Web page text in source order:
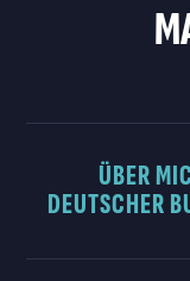
ÜBER
DEUTSCHER